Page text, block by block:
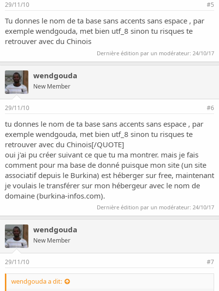
29/11/10 #5
Tu donnes le nom de ta base sans accents sans espace , par
exemple wendgouda, met bien utf_8 sinon tu risques te
retrouver avec du Chinois
Dernière édition par un modérateur: 24/10/17
wendgouda
New Member
29/11/10 #6
tu donnes le nom de ta base sans accents sans espace , par
exemple wendgouda, met bien utf_8 sinon tu risques te
retrouver avec du Chinois[/QUOTE]
oui j'ai pu créer suivant ce que tu ma montrer. mais je fais
comment pour ma base de donné puisque mon site (un site
associatif depuis le Burkina) est héberger sur free, maintenant
je voulais le transférer sur mon hébergeur avec le nom de
domaine (burkina-infos.com).
Dernière édition par un modérateur: 24/10/17
wendgouda
New Member
29/11/10 #7
wendgouda a dit: